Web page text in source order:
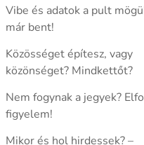
Vibe és adatok a pult
már bent!
Közösséget építesz, vagy
közönséget? Mindkettőt?
Nem fogynak a jegyek?
figyelem!
Mikor és hol hirdessek? –